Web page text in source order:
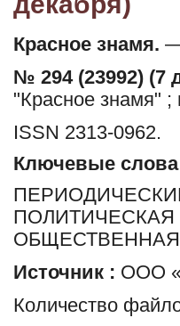
Красное знамя. —
№ 294 (23992) (7
"Красное знамя" ;
ISSN 2313-0962.
Ключевые слова
Источник : ООО
Количество